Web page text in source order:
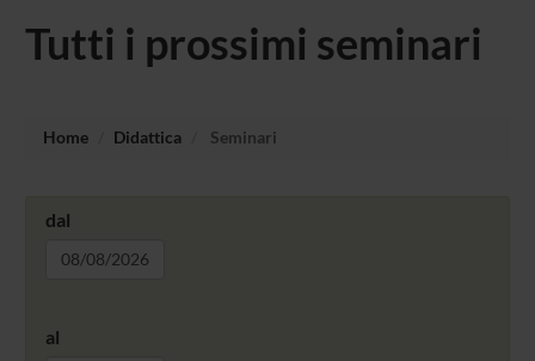
Tutti i prossimi seminari
Home Didattica Seminari
dal
al